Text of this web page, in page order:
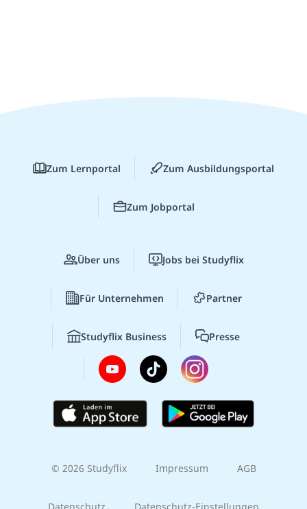
Zum Lernportal Zum Ausbildungsportal
Zum Jobportal
Über uns Jobs bei Studyflix
Für Unternehmen Partner
Studyflix Business Presse
© 2026 Studyflix Impressum AGB
Datenschutz Datenschutz-Einstellungen